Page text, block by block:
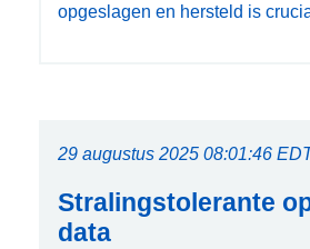
opgeslagen en hersteld is
29 augustus 2025 08:01:46
Stralingstolerante
data